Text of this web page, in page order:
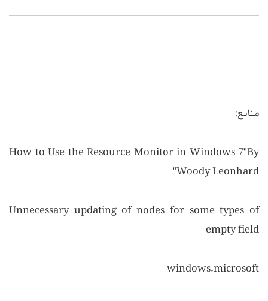
منابع:
How to Use the Resource Monitor in Windows 7"By
Woody Leonhard"
Unnecessary updating of nodes for some types of
empty field
windows.microsoft